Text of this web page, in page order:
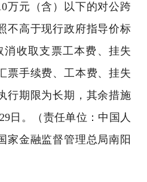
万元（含）以下的对公跨
不高于现行政府指导价标
消收取支票工本费、挂失
票手续费、工本费、挂失
行期限为长期，其余措施
日。（责任单位：中国人
家金融监督管理总局南阳